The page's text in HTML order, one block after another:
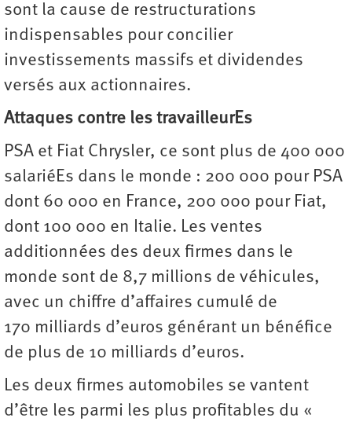
sont la cause de restructurations
indispensables pour concilier
investissements massifs et dividendes
versés aux actionnaires.
Attaques contre les travailleurEs
PSA et Fiat Chrysler, ce sont plus de 400 000
salariéEs dans le monde : 200 000 pour PSA
dont 60 000 en France, 200 000 pour Fiat,
dont 100 000 en Italie. Les ventes
additionnées des deux firmes dans le
monde sont de 8,7 millions de véhicules,
avec un chiffre d’affaires cumulé de
170 milliards d’euros générant un bénéfice
de plus de 10 milliards d’euros.
Les deux firmes automobiles se vantent
d’être les parmi les plus profitables du «